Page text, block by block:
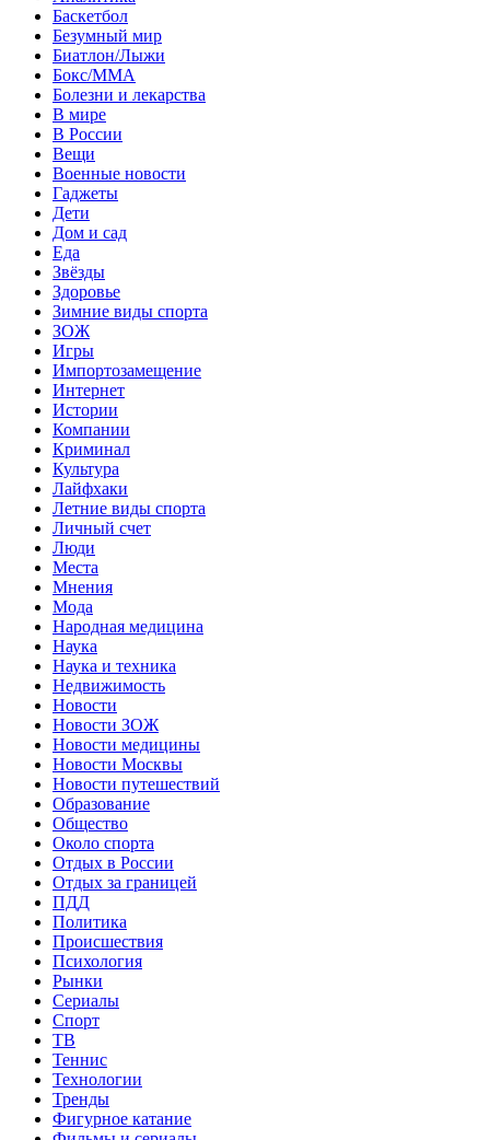
Баскетбол
Безумный мир
Биатлон/Лыжи
Бокс/MMA
Болезни и лекарства
В мире
В России
Вещи
Военные новости
Гаджеты
Дети
Дом и сад
Еда
Звёзды
Здоровье
Зимние виды спорта
ЗОЖ
Игры
Импортозамещение
Интернет
Истории
Компании
Криминал
Культура
Лайфхаки
Летние виды спорта
Личный счет
Люди
Места
Мнения
Мода
Народная медицина
Наука
Наука и техника
Недвижимость
Новости
Новости ЗОЖ
Новости медицины
Новости Москвы
Новости путешествий
Образование
Общество
Около спорта
Отдых в России
Отдых за границей
ПДД
Политика
Происшествия
Психология
Рынки
Сериалы
Спорт
ТВ
Теннис
Технологии
Тренды
Фигурное катание